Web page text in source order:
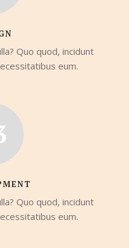
Quo quod, incidunt
eum.
Quo quod, incidunt
eum.